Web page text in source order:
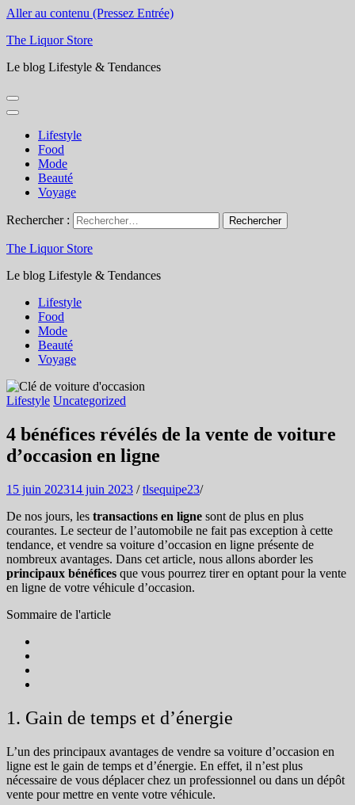
Aller au contenu (Pressez Entrée)
The Liquor Store
Le blog Lifestyle & Tendances
Lifestyle
Food
Mode
Beauté
Voyage
Rechercher :
The Liquor Store
Le blog Lifestyle & Tendances
Lifestyle
Food
Mode
Beauté
Voyage
Lifestyle Uncategorized
4 bénéfices révélés de la vente de voiture
d’occasion en ligne
15 juin 202314 juin 2023 /tlsequipe23/
De nos jours, les transactions en ligne sont de plus en plus
courantes. Le secteur de l’automobile ne fait pas exception à cette
tendance, et vendre sa voiture d’occasion en ligne présente de
nombreux avantages. Dans cet article, nous allons aborder les
principaux bénéfices que vous pourrez tirer en optant pour la vente
en ligne de votre véhicule d’occasion.
Sommaire de l'article
1. Gain de temps et d’énergie
L’un des principaux avantages de vendre sa voiture d’occasion en
ligne est le gain de temps et d’énergie. En effet, il n’est plus
nécessaire de vous déplacer chez un professionnel ou dans un dépôt
vente pour mettre en vente votre véhicule.